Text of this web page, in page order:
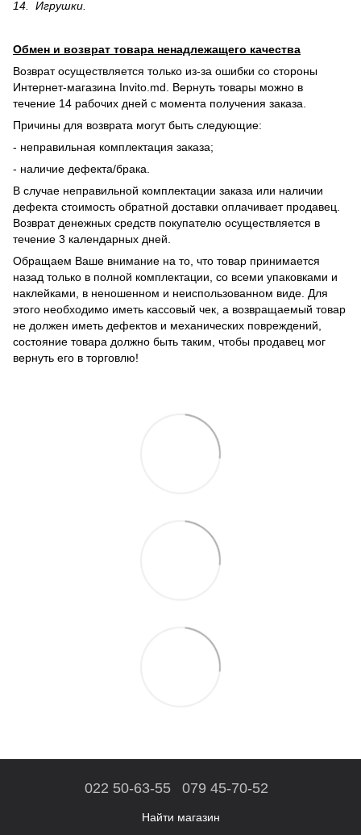
14. Игрушки.
Обмен и возврат товара ненадлежащего качества
Возврат осуществляется только из-за ошибки со стороны
Интернет-магазина Invito.md. Вернуть товары можно в
течение 14 рабочих дней с момента получения заказа.
Причины для возврата могут быть следующие:
- неправильная комплектация заказа;
- наличие дефекта/брака.
В случае неправильной комплектации заказа или наличии
дефекта стоимость обратной доставки оплачивает продавец.
Возврат денежных средств покупателю осуществляется в
течение 3 календарных дней.
Обращаем Ваше внимание на то, что товар принимается
назад только в полной комплектации, со всеми упаковками и
наклейками, в неношенном и неиспользованном виде. Для
этого необходимо иметь кассовый чек, а возвращаемый товар
не должен иметь дефектов и механических повреждений,
состояние товара должно быть таким, чтобы продавец мог
вернуть его в торговлю!
022 50-63-55 079 45-70-52
Найти магазин